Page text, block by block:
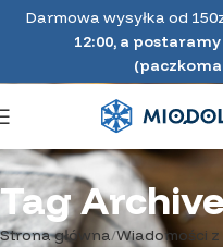
Darmowa wysyłka od
12:00, a
Tag
Strona główna Wiadomości